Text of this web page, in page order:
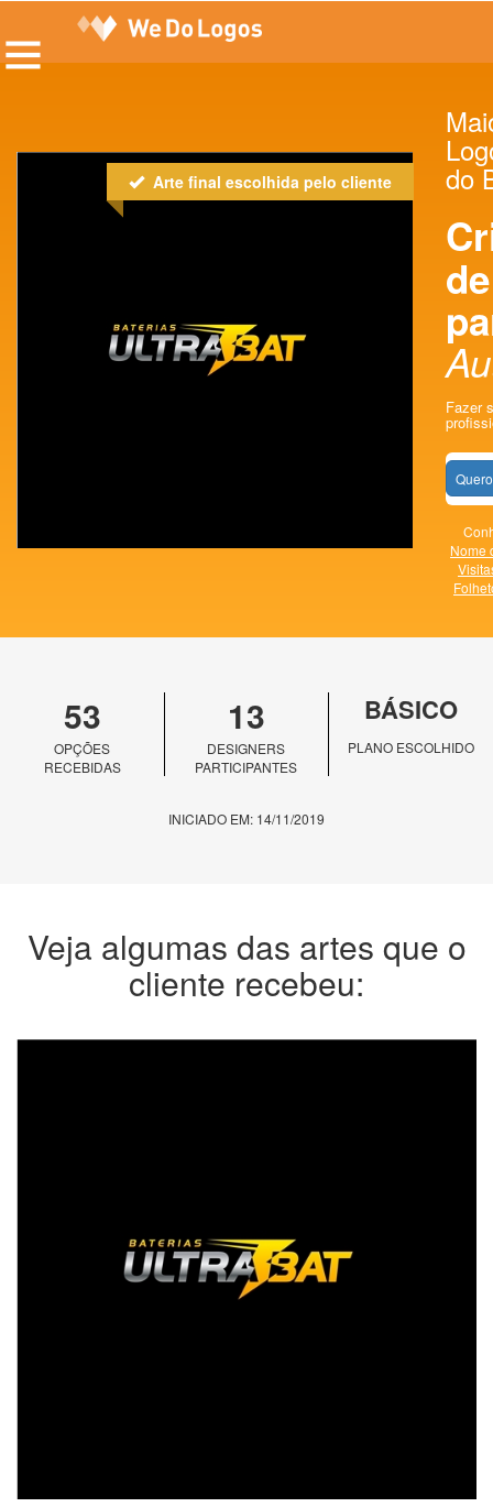
Arte final escolhida pelo cliente do
de
Fazer
Nome
53
OPÇÕES
RECEBIDAS
13
DESIGNERS
PARTICIPANTES
BÁSICO
PLANO ESCOLHIDO
INICIADO EM: 14/11/2019
Veja algumas das artes que o
cliente recebeu: